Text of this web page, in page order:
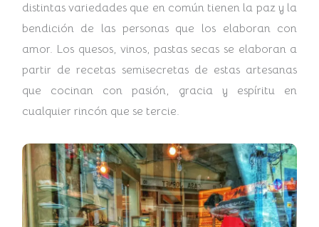
distintas variedades que en común tienen la paz y la
bendición de las personas que los elaboran con
amor. Los quesos, vinos, pastas secas se elaboran a
partir de recetas semisecretas de estas artesanas
que cocinan con pasión, gracia y espíritu en
cualquier rincón que se tercie.